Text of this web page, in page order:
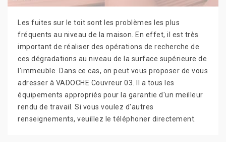
Les fuites sur le toit sont les problèmes les plus
fréquents au niveau de la maison. En effet, il est très
important de réaliser des opérations de recherche de
ces dégradations au niveau de la surface supérieure de
l'immeuble. Dans ce cas, on peut vous proposer de vous
adresser à VADOCHE Couvreur 03. Il a tous les
équipements appropriés pour la garantie d'un meilleur
rendu de travail. Si vous voulez d'autres
renseignements, veuillez le téléphoner directement.